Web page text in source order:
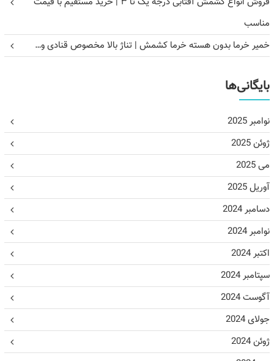
مناسب
خمیر خرما بدون هسته خرما کشمش | تناژ بالا مخصوص قنادی و…
بایگانی‌ها
نوامبر 2025
ژوئن 2025
می 2025
آوریل 2025
دسامبر 2024
نوامبر 2024
اکتبر 2024
سپتامبر 2024
آگوست 2024
جولای 2024
ژوئن 2024